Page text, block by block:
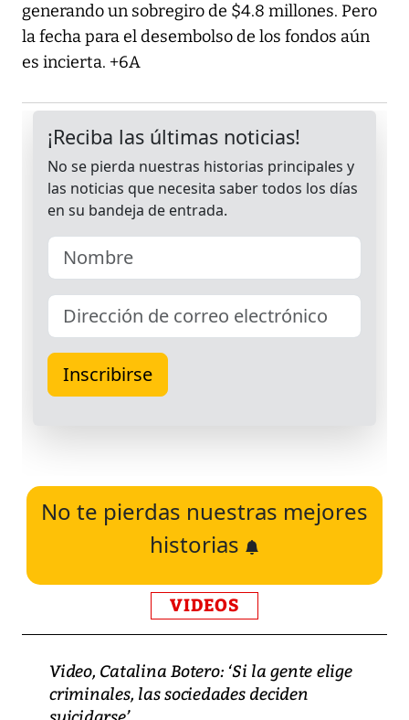
generando un sobregiro de $4.8 millones. Pero
la fecha para el desembolso de los fondos aún
es incierta. +6A
No te pierdas nuestras mejores
historias
VIDEOS
Video, Catalina Botero: ‘Si la gente elige
criminales, las sociedades deciden